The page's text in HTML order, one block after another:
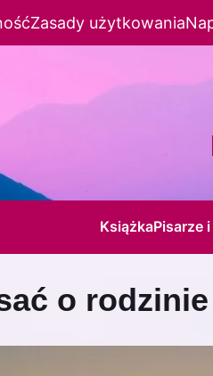
Zasady użytkowania
KsiążkaPisarze
o